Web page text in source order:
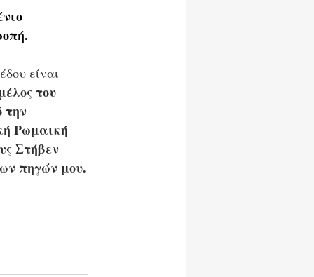
είναι
του
την
Ρωμαική
Στήβεν
πηγών μου.